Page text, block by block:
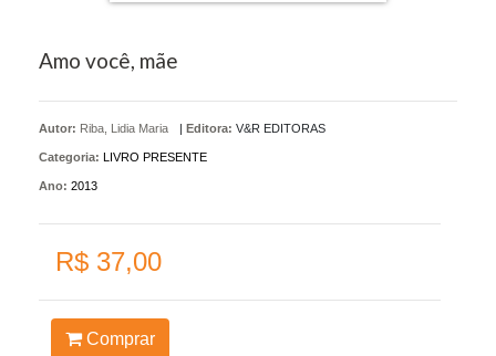
Amo você, mãe
Autor: Riba, Lidia Maria | Editora: V&R EDITORAS
Categoria: LIVRO PRESENTE
Ano: 2013
R$ 37,00
Comprar